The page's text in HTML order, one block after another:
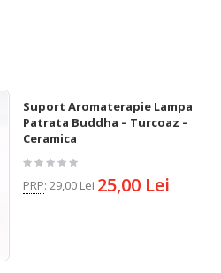
Suport Aromaterapie Lampa
Patrata Buddha – Turcoaz –
Ceramica
PRP: 29,00 Lei 25,00 Lei